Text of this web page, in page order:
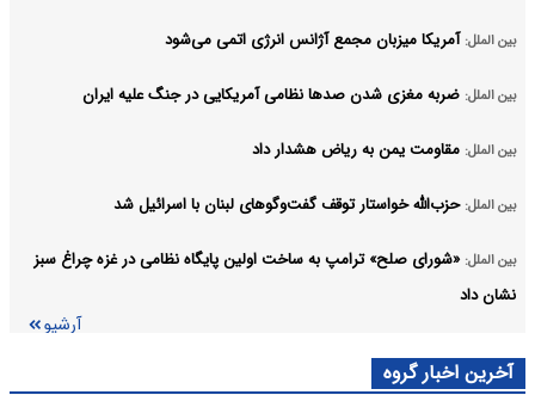
بین الملل: آمریکا میزبان مجمع آژانس انرژی اتمی می‌شود
بین الملل: ضربه مغزی شدن صدها نظامی آمریکایی در جنگ علیه ایران
بین الملل: مقاومت یمن به ریاض هشدار داد
بین الملل: حزب‌الله خواستار توقف گفت‌وگوهای لبنان با اسرائیل شد
بین الملل: «شورای صلح» ترامپ به ساخت اولین پایگاه نظامی در غزه چراغ سبز
نشان داد
آرشیو
آخرین اخبار گروه